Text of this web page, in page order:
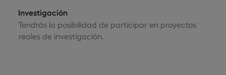
Investigación
Tendrás la posibilidad de participar en proyectos
reales de investigación.